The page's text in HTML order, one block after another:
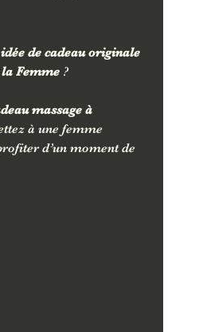
de cadeau originale
Femme ?
massage à
à une femme
d’un moment de